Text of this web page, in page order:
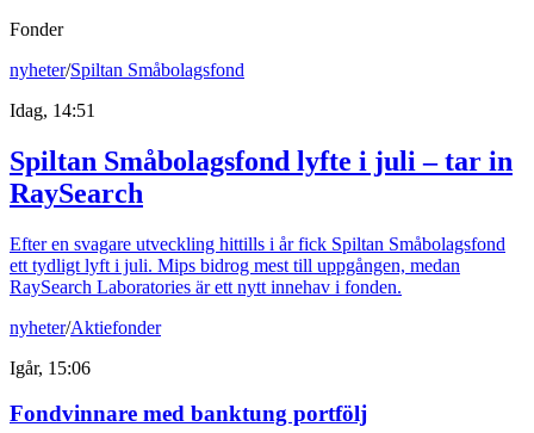
Fonder
nyheter/Spiltan Småbolagsfond
Idag, 14:51
Spiltan Småbolagsfond lyfte i juli – tar in
RaySearch
Efter en svagare utveckling hittills i år fick Spiltan Småbolagsfond
ett tydligt lyft i juli. Mips bidrog mest till uppgången, medan
RaySearch Laboratories är ett nytt innehav i fonden.
nyheter/Aktiefonder
Igår, 15:06
Fondvinnare med banktung portfölj